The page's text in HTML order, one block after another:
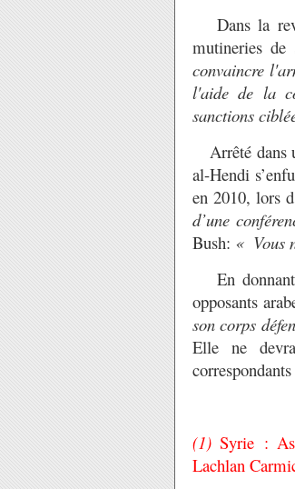
Dans la
mutineries de
convaincre
l'aide de la
sanctions
Arrêté dans
al-Hendi
en 2010, lors
d’une
Bush: « Vous
En donnant
opposants
son corps
Elle ne
(1) Syrie :
Lachlan